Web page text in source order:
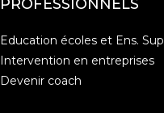
PROFESSIONNELS
Education écoles et Ens. Sup
Intervention en entreprises
Devenir coach